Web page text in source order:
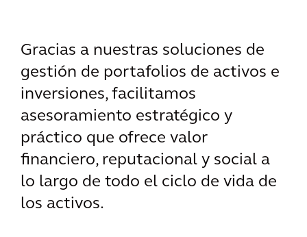
Gracias a nuestras soluciones de
gestión de portafolios de activos e
inversiones, facilitamos
asesoramiento estratégico y
práctico que ofrece valor
financiero, reputacional y social a
lo largo de todo el ciclo de vida de
los activos.